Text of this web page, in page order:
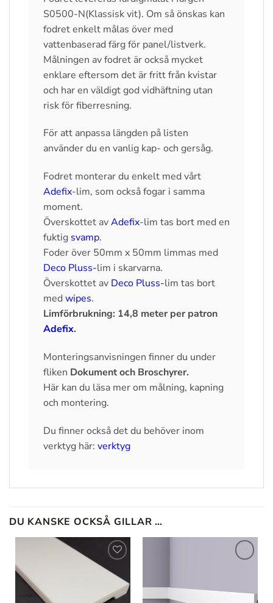
S0500-N(Klassisk vit). Om så önskas kan
fodret enkelt målas över med
vattenbaserad färg för panel/listverk.
Målningen av fodret är också mycket
enklare eftersom det är fritt från kvistar
och har en väldigt god vidhäftning utan
risk för fiberresning.
För att anpassa längden på listen
använder du en vanlig kap- och gersåg.
Fodret monterar du enkelt med vårt
Adefix-lim, som också fogar i samma
moment.
Överskottet avAdefix-lim tas bort med en
fuktig svamp.
Foder över 50mm x 50mm limmas med
Deco Pluss-lim i skarvarna.
Överskottet av Deco Pluss-lim tas bort
med wipes.
Limförbrukning: 14,8 meter per patron
Adefix.
Monteringsanvisningen finner du under
fliken Dokument och Broschyrer.
Här kan du läsa mer om målning, kapning
och montering.
Du finner också det du behöver inom
verktyg här: verktyg
DU KANSKE OCKSÅ GILLAR …
Lägg till
önskelistan